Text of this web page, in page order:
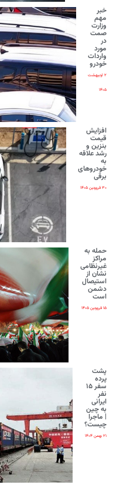
خبر
مهم
وزارت
صمت
در
مورد
واردات
خودرو
۲ اردیبهشت
۱۴۰۵
افزایش
قیمت
بنزین و
رشد علاقه
به
خودروهای
برقی
۳۰ فروردین ۱۴۰۵
حمله به
مراکز
غیرنظامی
نشان از
استیصال
دشمن
است
۱۵ فروردین ۱۴۰۵
پشت
پرده
سفر ۱۵
نفر
ایرانی‌
به چین
| ماجرا
چیست؟
۲۱ بهمن ۱۴۰۴